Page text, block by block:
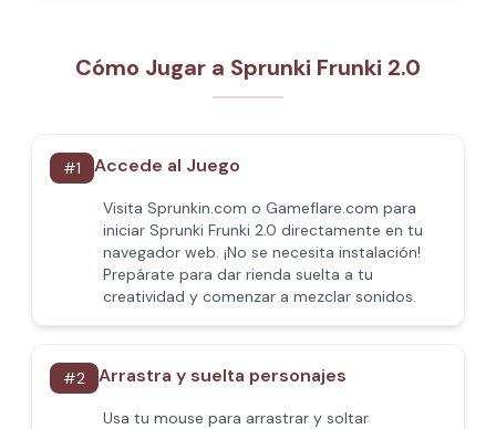
Cómo Jugar a Sprunki Frunki 2.0
#1 Accede al Juego
Visita Sprunkin.com o Gameflare.com para
iniciar Sprunki Frunki 2.0 directamente en tu
navegador web. ¡No se necesita instalación!
Prepárate para dar rienda suelta a tu
creatividad y comenzar a mezclar sonidos.
#2 Arrastra y suelta personajes
Usa tu mouse para arrastrar y soltar